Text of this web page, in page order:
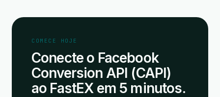
COMECE HOJE
Conecte o Facebook
Conversion API (CAPI)
ao FastEX em 5 minutos.